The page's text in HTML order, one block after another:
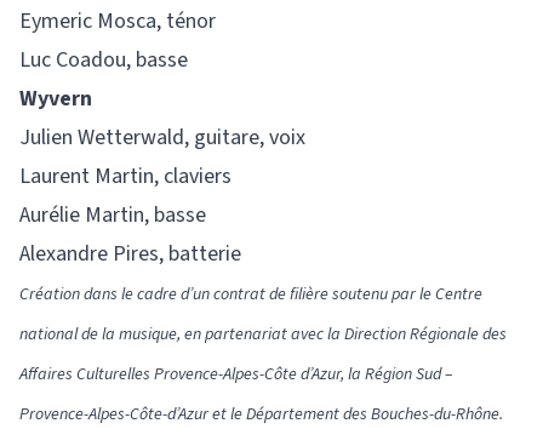
Eymeric Mosca, ténor
Luc Coadou, basse
Wyvern
Julien Wetterwald, guitare, voix
Laurent Martin, claviers
Aurélie Martin, basse
Alexandre Pires, batterie
Création dans le cadre d’un contrat de filière soutenu par le Centre
national de la musique, en partenariat avec la Direction Régionale des
Affaires Culturelles Provence-Alpes-Côte d’Azur, la Région Sud –
Provence-Alpes-Côte-d’Azur et le Département des Bouches-du-Rhône.